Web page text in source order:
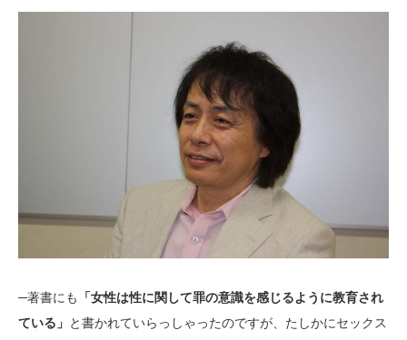
─著書にも
「女性は性に関して罪の意識を感じるように教育され
ている」 と書かれていらっしゃったのですが、たしかにセックス